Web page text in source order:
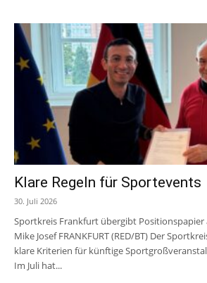
Klare Regeln für Sportevents
30. Juli 2026
Sportkreis Frankfurt übergibt
Mike Josef FRANKFURT (RED/BT) Der
klare Kriterien für künftige
Im Juli hat...